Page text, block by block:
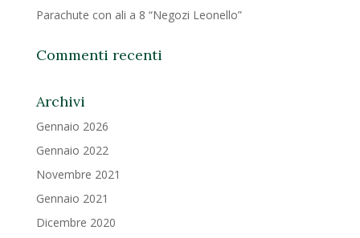
Parachute con ali a 8 “Negozi Leonello”
Commenti recenti
Archivi
Gennaio 2026
Gennaio 2022
Novembre 2021
Gennaio 2021
Dicembre 2020